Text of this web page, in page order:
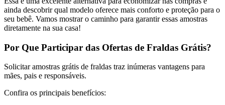
ainda descobrir qual modelo oferece mais conforto e proteção para o
seu bebê. Vamos mostrar o caminho para garantir essas amostras
diretamente na sua casa!
Por Que Participar das Ofertas de Fraldas Grátis?
Solicitar amostras grátis de fraldas traz inúmeras vantagens para
mães, pais e responsáveis.
Confira os principais benefícios: